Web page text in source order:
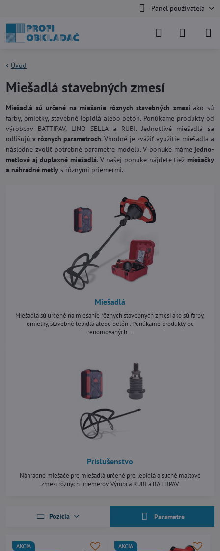
Panel používateľa
Úvod
Miešadlá stavebných zmesí
Miešadlá sú určené na miešanie rôznych stavebných zmesíako sú
farby, omietky, stavebné lepidlá alebo betón. Ponúkame produkty od
výrobcov BATTIPAV, LINO SELLA a RUBI. Jednotlivé miešadlá sa
odlišujúv rôznych parametroch. Vhodné je zvážiť využitie miešadla a
následne zvoliť potrebné parametre modelu. V ponuke máme jedno-
metlové aj duplexné miešadlá. V našej ponuke nájdete tiež miešačky
a náhradné metly s rôznymi priemermi.
Miešadlá
Miešadlá sú určené na miešanie rôznych stavebných zmesí ako sú farby,
omietky, stavebné lepidlá alebo betón . Ponúkame produkty od
renomovaných...
Príslušenstvo
Náhradné miešače pre miešadlá určené pre lepidlá a suché maltové
zmesi rôznych priemerov. Výrobca RUBI a BATTIPAV
Pozícia Parametre
AKCIA
AKCIA